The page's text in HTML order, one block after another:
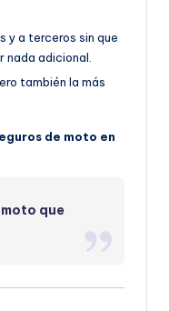
y a terceros sin que
nada adicional.
también la más
de moto en
que